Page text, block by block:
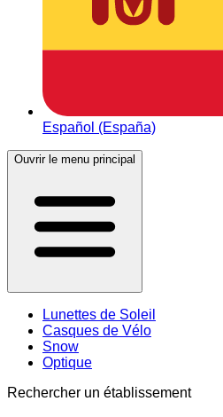
Español (España)
Ouvrir le menu principal
Lunettes de Soleil
Casques de Vélo
Snow
Optique
Rechercher un établissement